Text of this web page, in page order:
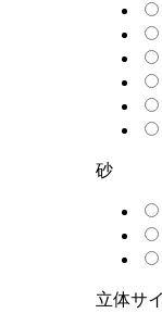
砂
立体サ